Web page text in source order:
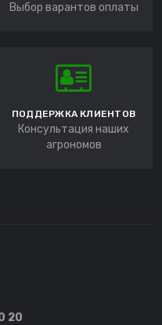
Выбор варантов оплаты
ПОДДЕРЖКА КЛИЕНТОВ
Консультация наших
агрономов
20